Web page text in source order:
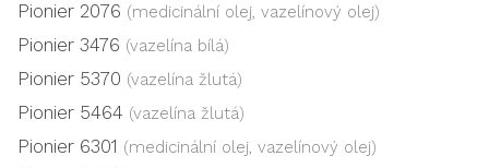
Pionier 2076 (medicinální olej, vazelínový olej)
Pionier 3476 (vazelína bílá)
Pionier 5370 (vazelína žlutá)
Pionier 5464 (vazelína žlutá)
Pionier 6301 (medicinální olej, vazelínový olej)